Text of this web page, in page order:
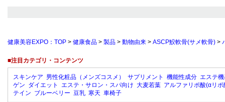
健康美容EXPO：TOP > 健康食品 > 製品 > 動物由来 > ASCP鮫軟骨(サメ軟骨) >
■注目カテゴリ・コンテンツ
スキンケア 男性化粧品（メンズコスメ） サプリメント 機能性成分 エステ
ゲン ダイエット エステ・サロン・スパ向け 大麦若葉 アルファリポ酸(αリポ
テイン ブルーベリー 豆乳 寒天 車椅子